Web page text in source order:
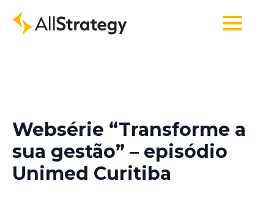
Websérie “Transforme a
sua gestão” – episódio
Unimed Curitiba